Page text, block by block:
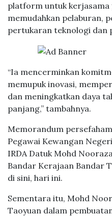
platform untuk kerjasama
memudahkan pelaburan,
pertukaran teknologi dan
“Ia mencerminkan
memupuk inovasi,
dan meningkatkan daya
panjang,” tambahnya.
Memorandum
Pegawai Kewangan
IRDA Datuk Mohd
Bandar Kerajaan Bandar
di sini, hari ini.
Sementara itu, Mohd
Taoyuan dalam